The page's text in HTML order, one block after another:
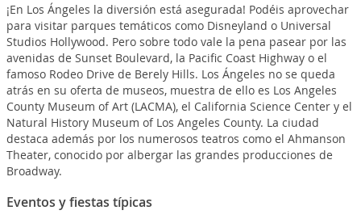
¡En Los Ángeles la diversión está asegurada! Podéis aprovechar
para visitar parques temáticos como Disneyland o Universal
Studios Hollywood. Pero sobre todo vale la pena pasear por las
avenidas de Sunset Boulevard, la Pacific Coast Highway o el
famoso Rodeo Drive de Berely Hills. Los Ángeles no se queda
atrás en su oferta de museos, muestra de ello es Los Angeles
County Museum of Art (LACMA), el California Science Center y el
Natural History Museum of Los Angeles County. La ciudad
destaca además por los numerosos teatros como el Ahmanson
Theater, conocido por albergar las grandes producciones de
Broadway.
Eventos y fiestas típicas